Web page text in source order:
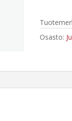
|
lyijytön
1,5
Osasto: